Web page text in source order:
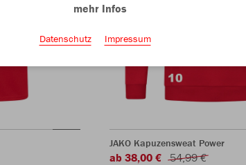
JAKO Kapuzensweat Power
ab 38,00 € 54,99 €
mehr Infos
Datenschutz Impressum